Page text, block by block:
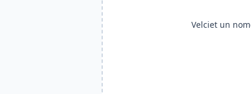
Velciet un